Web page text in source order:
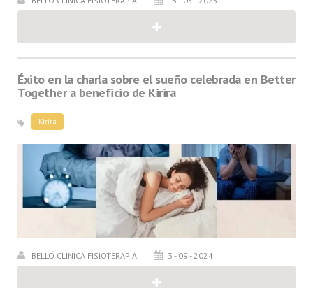
Éxito en la charla sobre el sueño celebrada en Better
Together a beneficio de Kirira
Kirira
BELLÓ CLÍNICA FISIOTERAPIA 3 - 09 - 2024